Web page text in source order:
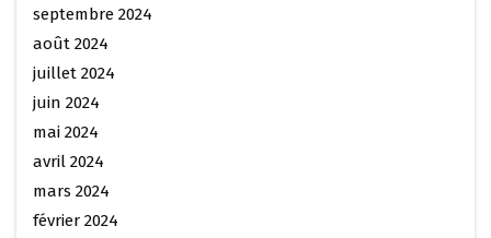
septembre 2024
août 2024
juillet 2024
juin 2024
mai 2024
avril 2024
mars 2024
février 2024